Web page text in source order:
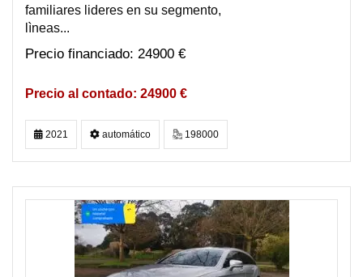
familiares lideres en su segmento,
lìneas...
24900 €
24900 €
2021 automático 198000
DISPONIBLE